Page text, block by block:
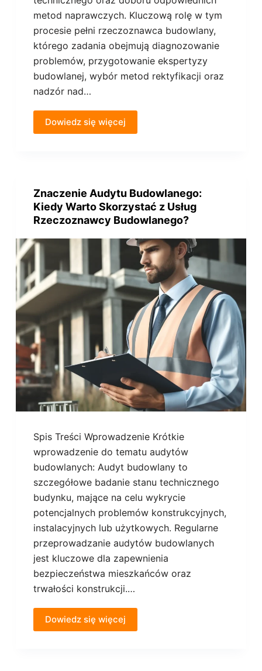
metod naprawczych. Kluczową rolę w tym
procesie pełni rzeczoznawca budowlany,
którego zadania obejmują diagnozowanie
problemów, przygotowanie ekspertyzy
budowlanej, wybór metod rektyfikacji oraz
nadzór nad…
Dowiedz się więcej
Znaczenie Audytu Budowlanego:
Kiedy Warto Skorzystać z Usług
Rzeczoznawcy Budowlanego?
Spis Treści Wprowadzenie Krótkie
wprowadzenie do tematu audytów
budowlanych: Audyt budowlany to
szczegółowe badanie stanu technicznego
budynku, mające na celu wykrycie
potencjalnych problemów konstrukcyjnych,
instalacyjnych lub użytkowych. Regularne
przeprowadzanie audytów budowlanych
jest kluczowe dla zapewnienia
bezpieczeństwa mieszkańców oraz
trwałości konstrukcji.…
Dowiedz się więcej